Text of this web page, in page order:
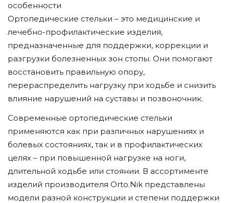
особенности
Ортопедические стельки – это медицинские и
лечебно-профилактические изделия,
предназначенные для поддержки, коррекции и
разгрузки болезненных зон стопы. Они помогают
восстановить правильную опору,
перераспределить нагрузку при ходьбе и снизить
влияние нарушений на суставы и позвоночник.
Современные ортопедические стельки
применяются как при различных нарушениях и
болевых состояниях, так и в профилактических
целях – при повышенной нагрузке на ноги,
длительной ходьбе или стоянии. В ассортименте
изделий производителя Orto.Nik представлены
модели разной конструкции и степени поддержки